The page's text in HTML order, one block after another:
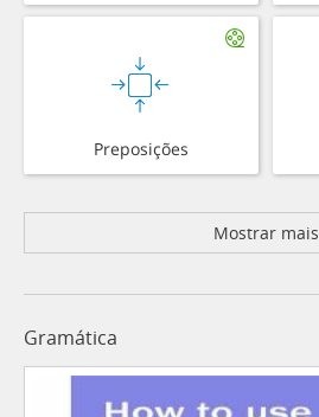
Preposições
Mostrar mais
Gramática